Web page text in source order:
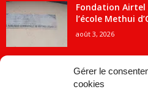
Gérer le
cookies
Fondation
l’école Methui
août 3, 2026